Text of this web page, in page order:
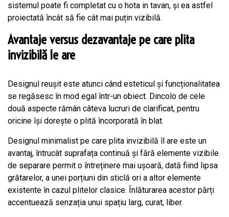
sistemul poate fi completat cu o hota in tavan, și ea astfel
proiectată încât să fie cât mai puțin vizibilă.
Avantaje versus dezavantaje pe care plita
invizibilă le are
Designul reușit este atunci când esteticul și funcționalitatea
se regăsesc în mod egal într-un obiect. Dincolo de cele
două aspecte rămân câteva lucruri de clarificat, pentru
oricine își dorește o plită încorporată în blat.
Designul minimalist pe care plita invizibilă îl are este un
avantaj, întrucât suprafața continuă și fără elemente vizibile
de separare permit o întreținere mai ușoară, dată fiind lipsa
grătarelor, a unei porțiuni din sticlă ori a altor elemente
existente în cazul plitelor clasice. Înlăturarea acestor părți
accentuează senzația unui spațiu larg, curat, liber.